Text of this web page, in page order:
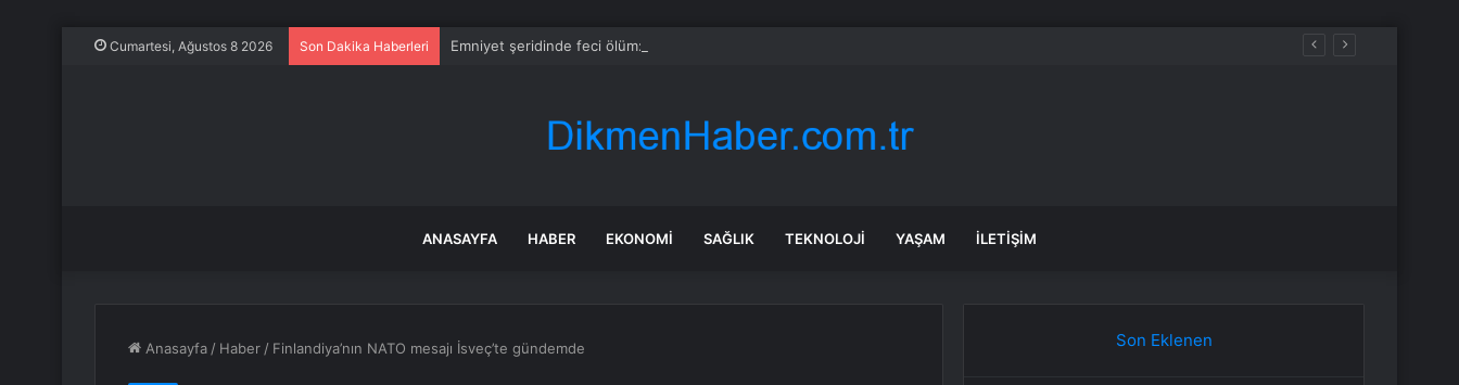
Cumartesi, Ağustos 8 2026 Son Dakika Haberleri Emniyet şeridinde feci ölüm: Servis şoförüne midibüs çarptı
ANASAYFA HABER EKONOMI SAĞLIK TEKNOLOJI YAŞAM İLETIŞIM
Anasayfa / Haber / Finlandiya’nın NATO mesajı İsveç’te gündemde Son Eklenen